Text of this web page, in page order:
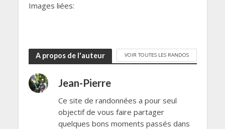
Images liées:
A propos de l'auteur VOIR TOUTES LES RANDOS
Jean-Pierre
Ce site de randonnées a pour seul
objectif de vous faire partager
quelques bons moments passés dans